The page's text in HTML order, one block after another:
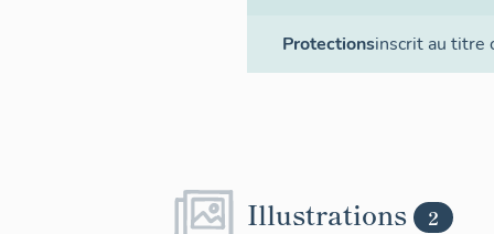
Protectionsinscrit au titre
Illustrations 2